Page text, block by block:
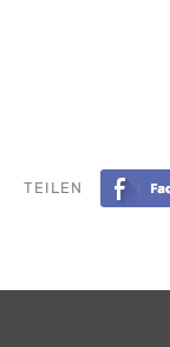
TEILEN